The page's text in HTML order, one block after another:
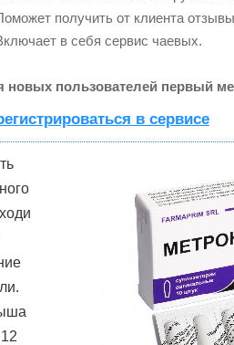
получить от клиента
в себя сервис чаевых.
новых пользователей первый
в сервисе